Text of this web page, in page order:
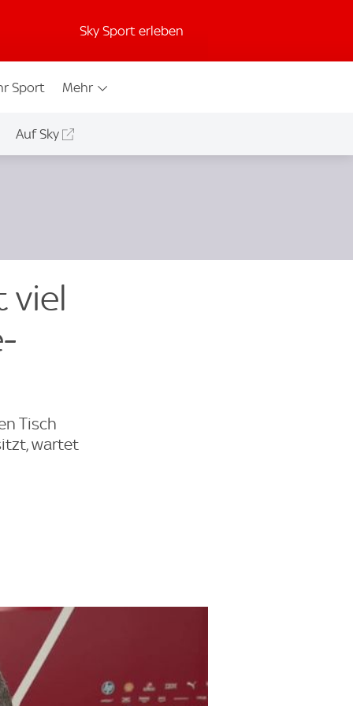
Sky Sport erleben
Sport Mehr
Auf Sky
viel
Tisch
wartet